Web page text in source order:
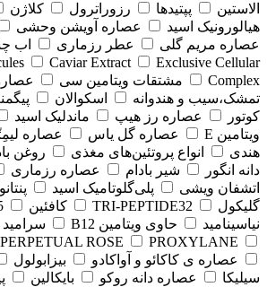
الاستین
پپتیدها رزوراترول کلاژن
هیالورونیک اسید
عصاره آویشن وحشی
عصاره مریم گلی
عطر رزماری
اب
Caviar Extract
Exclusive Cellular
Complex
مشتقات ویتامین سی
تمشک،سیب و هندوانه
اسکوالان
کوتور
عصاره رز هیپ ماندلیک اسید
ویتامین E
عصاره گل یاس عصاره
هندی
انواع پروتئین‌های مغذی روغن
دانه انگور
شیر بادام عصاره رزماری
اتشفان ویشی
پلی‌گلوتامیک اسید
گلیکول
TRI-PEPTIDE32 کافئین 5%
نیاسینامید
حاوی ویتامین B12 سرامید
ROSE
PROXYLANE
عصاره ی کاکائو و آواکادو
بیزابولول
سیلیکا
عصاره دانه روکو بایکالین